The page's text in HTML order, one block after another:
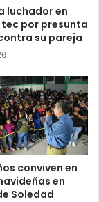
luchador en
por presunta
su pareja
conviven en
en
Soledad